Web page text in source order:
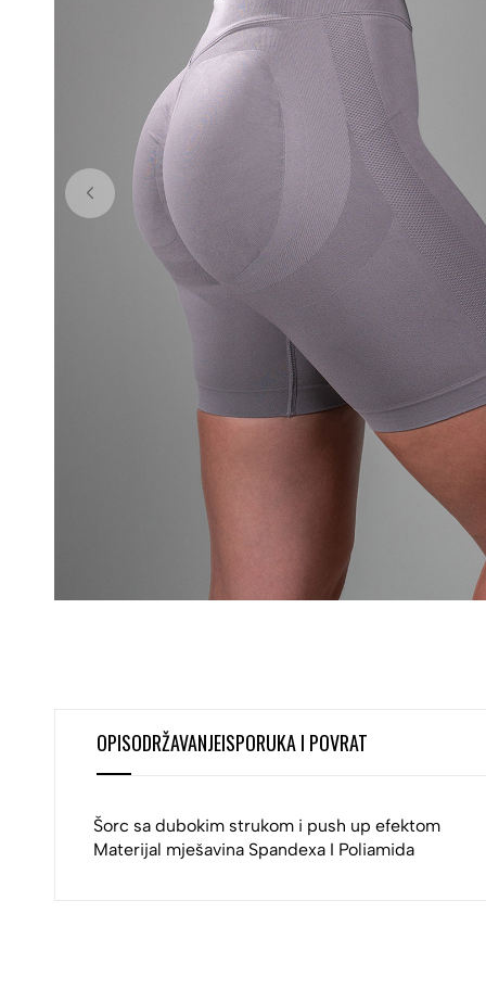
OPISODRŽAVANJEISPORUKA I POVRAT
Šorc sa dubokim strukom i push up efektom
Materijal mješavina Spandexa I Poliamida